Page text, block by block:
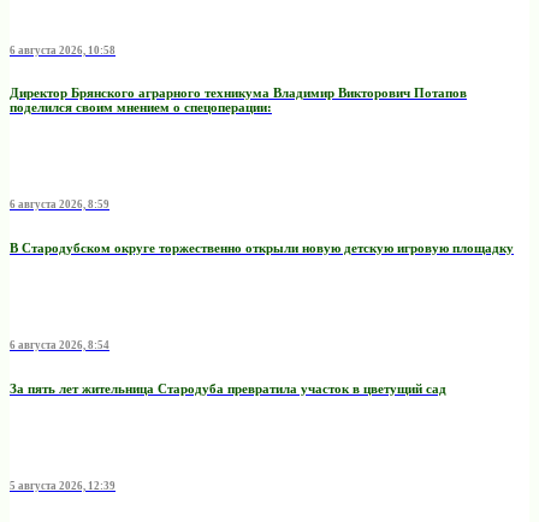
6 августа 2026, 10:58
Директор Брянского аграрного техникума Владимир Викторович Потапов
поделился своим мнением о спецоперации:
6 августа 2026, 8:59
В Стародубском округе торжественно открыли новую детскую игровую площадку
6 августа 2026, 8:54
За пять лет жительница Стародуба превратила участок в цветущий сад
5 августа 2026, 12:39